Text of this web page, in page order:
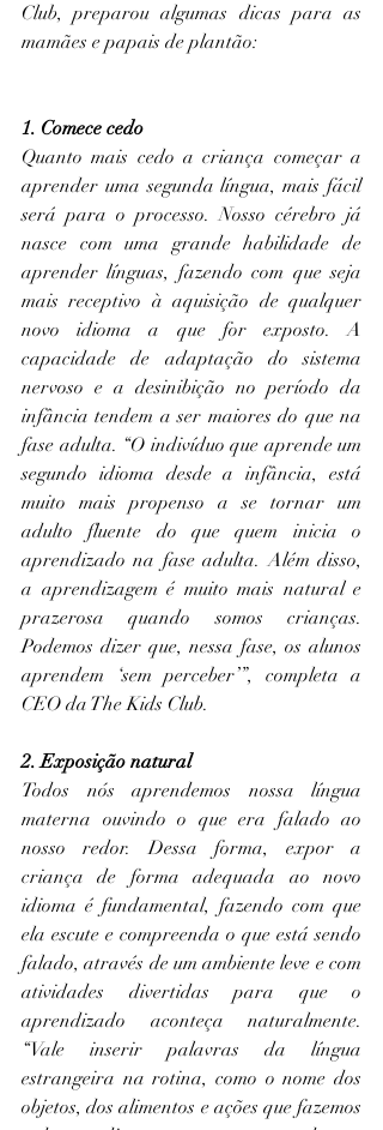
Club, preparou algumas dicas para as
mamães e papais de plantão:
1. Comece cedo
Quanto mais cedo a criança começar a
aprender uma segunda língua, mais fácil
será para o processo. Nosso cérebro já
nasce com uma grande habilidade de
aprender línguas, fazendo com que seja
mais receptivo à aquisição de qualquer
novo idioma a que for exposto. A
capacidade de adaptação do sistema
nervoso e a desinibição no período da
infância tendem a ser maiores do que na
fase adulta. “O indivíduo que aprende um
segundo idioma desde a infância, está
muito mais propenso a se tornar um
adulto fluente do que quem inicia o
aprendizado na fase adulta. Além disso,
a aprendizagem é muito mais natural e
prazerosa quando somos crianças.
Podemos dizer que, nessa fase, os alunos
aprendem ‘sem perceber’”, completa a
CEO da The Kids Club.
2. Exposição natural
Todos nós aprendemos nossa língua
materna ouvindo o que era falado ao
nosso redor. Dessa forma, expor a
criança de forma adequada ao novo
idioma é fundamental, fazendo com que
ela escute e compreenda o que está sendo
falado, através de um ambiente leve e com
atividades divertidas para que o
aprendizado aconteça naturalmente.
“Vale inserir palavras da língua
estrangeira na rotina, como o nome dos
objetos, dos alimentos e ações que fazemos